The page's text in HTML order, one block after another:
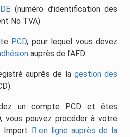
(numéro d’identification des
No TVA)
PCD, pour lequel vous devez
auprès de l’AFD.
auprès de la gestion des
un compte PCD et êtes
vous pouvez procéder à votre
Import
en ligne auprès de la